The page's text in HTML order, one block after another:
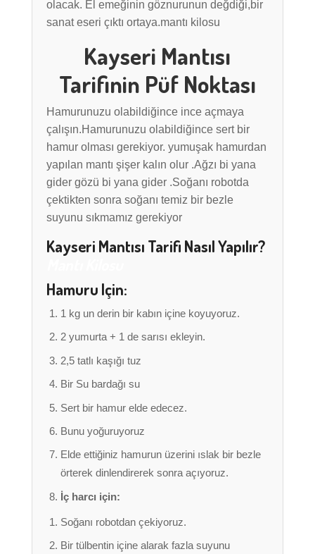
olacak. El emeğinin göznurunun değdiği,bir
sanat eseri çıktı ortaya.mantı kilosu
Kayseri Mantısı
Tarifinin Püf Noktası
Hamurunuzu olabildiğince ince açmaya
çalışın.Hamurunuzu olabildiğince sert bir
hamur olması gerekiyor. yumuşak hamurdan
yapılan mantı şişer kalın olur .Ağzı bi yana
gider gözü bi yana gider .Soğanı robotda
çektikten sonra soğanı temiz bir bezle
suyunu sıkmamız gerekiyor
Kayseri Mantısı Tarifi Nasıl Yapılır?
Hamuru Için:
1 kg un derin bir kabın içine koyuyoruz.
2 yumurta + 1 de sarısı ekleyin.
2,5 tatlı kaşığı tuz
Bir Su bardağı su
Sert bir hamur elde edecez.
Bunu yoğuruyoruz
Elde ettiğiniz hamurun üzerini ıslak bir bezle
örterek dinlendirerek sonra açıyoruz.
İç harcı için:
Soğanı robotdan çekiyoruz.
Bir tülbentin içine alarak fazla suyunu